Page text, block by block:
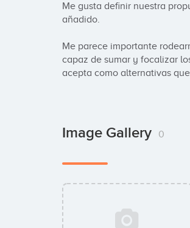
Me gusta definir nuestra
añadido.
Me parece importante
capaz de sumar y focalizar
acepta como alternativas
Image Gallery 0